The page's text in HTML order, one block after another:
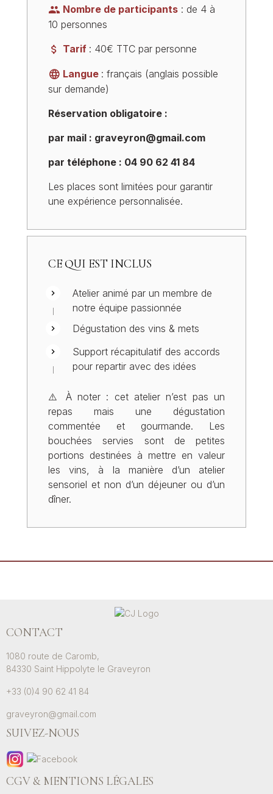
Nombre de participants : de 4 à
10 personnes
Tarif : 40€ TTC par personne
Langue : français (anglais possible
sur demande)
Réservation obligatoire :
par mail : graveyron@gmail.com
par téléphone : 04 90 62 41 84
Les places sont limitées pour garantir
une expérience personnalisée.
CE QUI EST INCLUS
Atelier animé par un membre de
notre équipe passionnée
Dégustation des vins & mets
Support récapitulatif des accords
pour repartir avec des idées
⚠️ À noter : cet atelier n’est pas un
repas mais une dégustation
commentée et gourmande. Les
bouchées servies sont de petites
portions destinées à mettre en valeur
les vins, à la manière d’un atelier
sensoriel et non d’un déjeuner ou d’un
dîner.
CONTACT
1080 route de Caromb,
84330 Saint Hippolyte le Graveyron
+33 (0)4 90 62 41 84
graveyron@gmail.com
SUIVEZ-NOUS
CGV & MENTIONS LÉGALES